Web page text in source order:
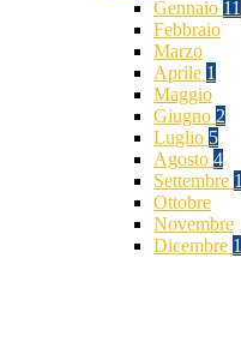
Gennaio 11
Febbraio
Marzo
Aprile 1
Maggio
Giugno 2
Luglio 5
Agosto 4
Settembre 1
Ottobre
Novembre
Dicembre 1